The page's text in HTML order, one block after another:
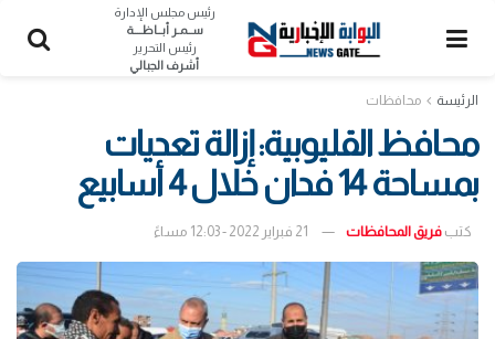
رئيس مجلس الإدارة
ســمـر أبــاظــــة
رئيس التحرير
أشرف الجبالي
الرئيسة محافظات
محافظ القليوبية: إزالة تعديات
بمساحة 14 فدان خلال 4 أسابيع
كتب فريق المحافظات 21 فبراير 2022 - 12:03 مساءً